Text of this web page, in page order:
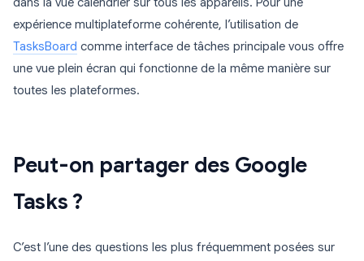
expérience multiplateforme cohérente, l’utilisation de
TasksBoard comme interface de tâches principale vous offre
une vue plein écran qui fonctionne de la même manière sur
toutes les plateformes.
Peut-on partager des Google
Tasks ?
C’est l’une des questions les plus fréquemment posées sur